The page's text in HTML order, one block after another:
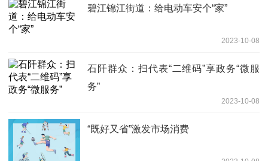
碧江锦江街道：给电动车安个“家”
2023-10-08
石阡群众：扫代表“二维码”享政务“微服
务”
2023-10-08
“既好又省”激发市场消费